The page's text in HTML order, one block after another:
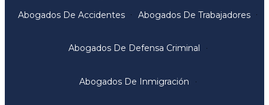
Abogados De Accidentes Abogados De Trabajadores
Abogados De Defensa Criminal
Abogados De Inmigración